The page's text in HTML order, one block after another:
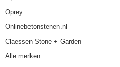
Oprey
Onlinebetonstenen.nl
Claessen Stone + Garden
Alle merken